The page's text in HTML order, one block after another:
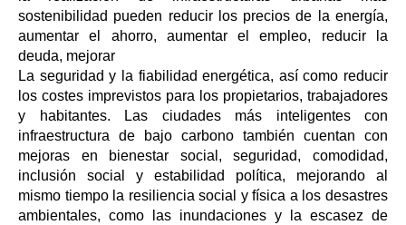
sostenibilidad pueden reducir los precios de la energía,
aumentar el ahorro, aumentar el empleo, reducir la
deuda, mejorar
La seguridad y la fiabilidad energética, así como reducir
los costes imprevistos para los propietarios, trabajadores
y habitantes. Las ciudades más inteligentes con
infraestructura de bajo carbono también cuentan con
mejoras en bienestar social, seguridad, comodidad,
inclusión social y estabilidad política, mejorando al
mismo tiempo la resiliencia social y física a los desastres
ambientales, como las inundaciones y la escasez de